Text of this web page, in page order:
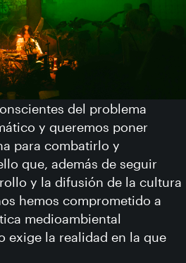
del problema
y queremos poner
para combatirlo y
que, además de seguir
y la difusión de la cultura
hemos comprometido a
medioambiental
exige la realidad en la que